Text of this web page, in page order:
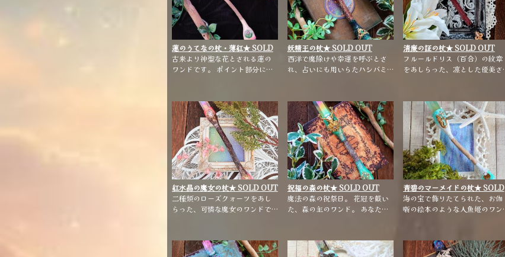
蓮のうてなの杖・薄紅★ SOLD
OUT ★【雑貨・小物】
古来より神聖な花とされる蓮の
ワンドです。 ポイント部分には
ーには味わいのあるフォルムの
流木を選びました。 こちらは可
憐なピンクカラーになります。
妖精王の杖★ SOLD OUT
★【雑貨・小物】
西洋で魔除けや幸運を呼ぶとさ
れ、占いにも用いらたハシバミ
オーラが、癒しを与えてくれま
す。
清廉の証の杖★ SOLD OUT
★【雑貨・小物】
フルールドリス（百合）の紋章
をあしらった、凛とした優美さ
キークォーツ ホルダー：林檎
紅水晶の魔女の杖★ SOLD OUT
★【雑貨・小物】
二種類のローズクォーツをあし
らった、可憐な魔女のワンドで
祝福の森の杖★ SOLD OUT
★【雑貨・小物】
魔法の森の祝祭日。 花冠を戴い
た、森の主のワンド。 あなたに
青碧のマーメイドの杖★ SOLD
OUT ★【雑貨・小物】
海の宝で飾りたてられた、お伽
噺の絵本のような人魚姫のワン
ラデーションが、爽やかで美し
いワンドです。